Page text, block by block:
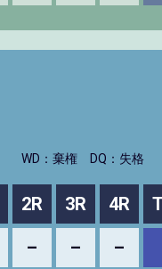
WD：棄権 DQ：失格
2R 3R 4R
– – –